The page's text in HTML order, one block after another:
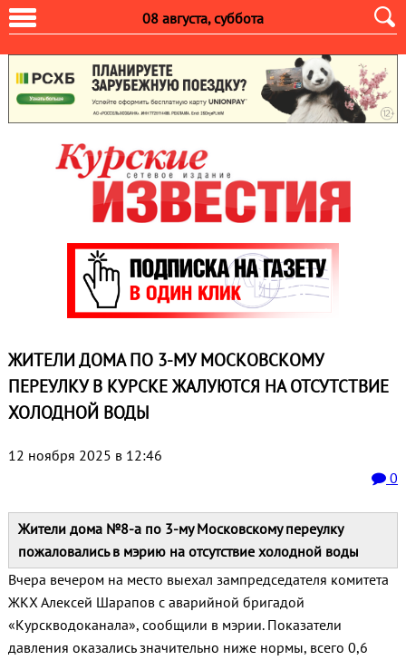
08 августа, суббота
ЖИТЕЛИ ДОМА ПО 3-МУ МОСКОВСКОМУ
ПЕРЕУЛКУ В КУРСКЕ ЖАЛУЮТСЯ НА ОТСУТСТВИЕ
ХОЛОДНОЙ ВОДЫ
12 ноября 2025 в 12:46
0
Жители дома №8-а по 3-му Московскому переулку
пожаловались в мэрию на отсутствие холодной воды
Вчера вечером на место выехал зампредседателя комитета
ЖКХ Алексей Шарапов с аварийной бригадой
«Курскводоканала», сообщили в мэрии. Показатели
давления оказались значительно ниже нормы, всего 0,6